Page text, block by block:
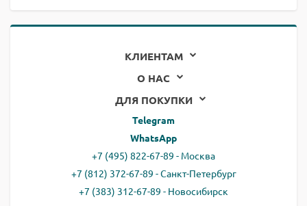
КЛИЕНТАМ
О НАС
ДЛЯ ПОКУПКИ
Telegram
WhatsApp
+7 (495) 822-67-89 - Москва
+7 (812) 372-67-89 - Санкт-Петербург
+7 (383) 312-67-89 - Новосибирск